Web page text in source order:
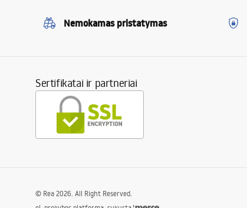
Nemokamas pristatymas
Sertifikatai ir partneriai
© Rea 2026. All Right Reserved.